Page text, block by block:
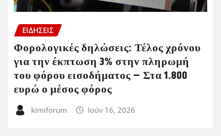
ΕΙΔΗΣΕΙΣ
Φορολογικές δηλώσεις: Τέλος χρόνου
για την έκπτωση 3% στην πληρωμή
του φόρου εισοδήματος – Στα 1.800
ευρώ ο μέσος φόρος
kimiforum Ιούν 16, 2026